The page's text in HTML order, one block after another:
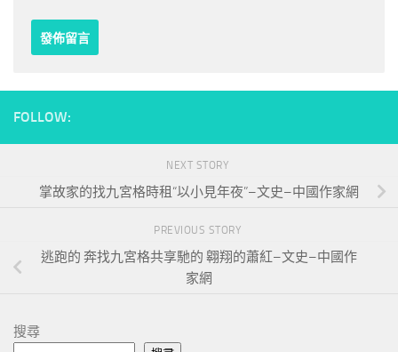
FOLLOW:
NEXT STORY
掌故家的找九宮格時租“以小見年夜”–文史–中國作家網
PREVIOUS STORY
逃跑的 奔找九宮格共享馳的 翱翔的蕭紅–文史–中國作
家網
搜尋